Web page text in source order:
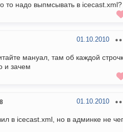
то надо выпмсывать в icecast.xml?
01.10.2010
мануал, там об каждой
и зачем
01.10.2010
в icecast.xml, но в админке не